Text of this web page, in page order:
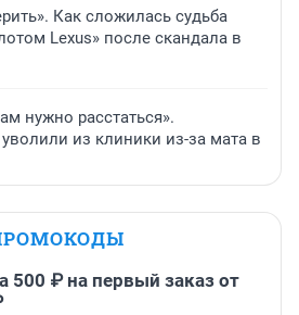
Как сложилась судьба
Lexus» после скандала в
нужно расстаться».
из клиники из-за мата в
500 ₽ на первый заказ от